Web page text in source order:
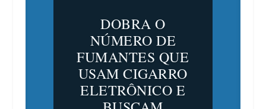
DOBRA O
NÚMERO DE
FUMANTES QUE
USAM CIGARRO
ELETRÔNICO E
BUSCAM